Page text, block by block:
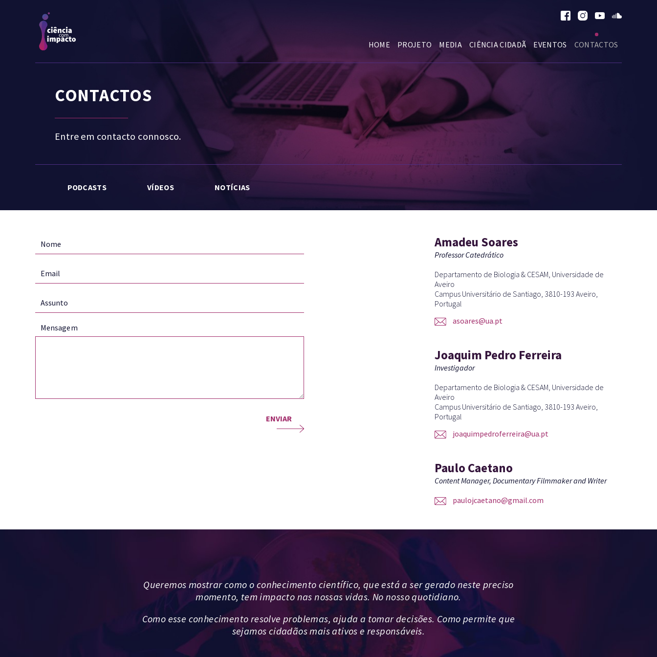
HOME PROJETO MEDIA CIÊNCIA CIDADÃ EVENTOS CONTACTOS
CONTACTOS
Entre em contacto connosco.
PODCASTS VÍDEOS NOTÍCIAS
Mensagem
ENVIAR
Amadeu Soares
Professor Catedrático
Departamento de Biologia & CESAM, Universidade de
Aveiro
Campus Universitário de Santiago, 3810-193 Aveiro,
Portugal
asoares@ua.pt
Joaquim Pedro Ferreira
Investigador
Departamento de Biologia & CESAM, Universidade de
Aveiro
Campus Universitário de Santiago, 3810-193 Aveiro,
Portugal
joaquimpedroferreira@ua.pt
Paulo Caetano
Content Manager, Documentary Filmmaker and Writer
paulojcaetano@gmail.com
Queremos mostrar como o conhecimento científico, que está a ser gerado neste preciso
momento, tem impacto nas nossas vidas. No nosso quotidiano.
Como esse conhecimento resolve problemas, ajuda a tomar decisões. Como permite que
sejamos cidadãos mais ativos e responsáveis.